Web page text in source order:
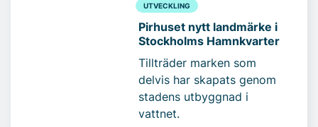
UTVECKLING
Pirhuset nytt landmärke i
Stockholms Hamnkvarter
Tillträder marken som
delvis har skapats genom
stadens utbyggnad i
vattnet.